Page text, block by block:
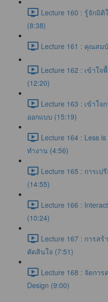
Lecture 160 : รู้จักมิ
(8:38)
Lecture 161 : คุณสม
Lecture 162 : เข้าใ
(12:20)
Lecture 163 : เข้าใ
ออกแบบ (15:19)
Lecture 164 : Less
ทำงาน (4:56)
Lecture 165 : การเป
(14:55)
Lecture 166 :
(10:24)
Lecture 167 : การสร้
ตัดสินใจ (7:51)
Lecture 168 : จัดกา
Design (9:00)